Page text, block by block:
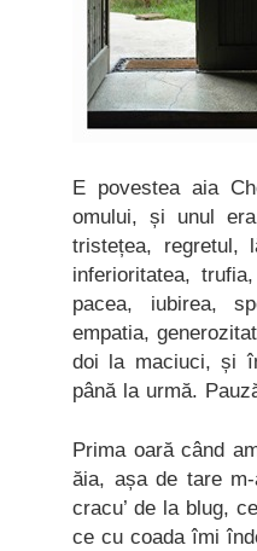
E povestea aia
omului, și unul
tristețea, regretul,
inferioritatea,
pacea, iubirea,
empatia,
doi la maciuci, și
până la urmă.
Prima oară când
ăia, așa de tare
cracu’ de la blug,
ce cu coada îmi